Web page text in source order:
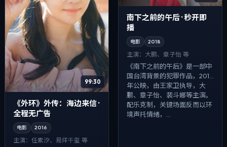
99:30
《外环》外传：海边来信 ·
全程无广告
电影 2016
主演： 任素汐、易烊千玺 等
南下之前的午后 · 秒开即
播
电影 2018
主演： 大鹏、章子怡 等
《南下之前的午后》是一部中
国台湾背景的犯罪作品，2018
年公映，由王家卫执导，大
鹏、章子怡、裴斗娜等主演。
配乐克制，关键场面反而以环
境声托情绪，...